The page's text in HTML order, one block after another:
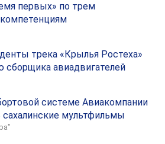
первых» по трем
трека «Крылья Ростеха»
сборщика авиадвигателей
системе Авиакомпании
сахалинские мультфильмы